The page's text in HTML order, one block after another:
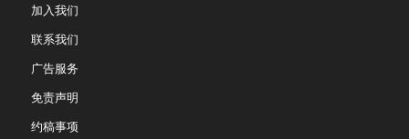
加入我们
联系我们
广告服务
免责声明
约稿事项